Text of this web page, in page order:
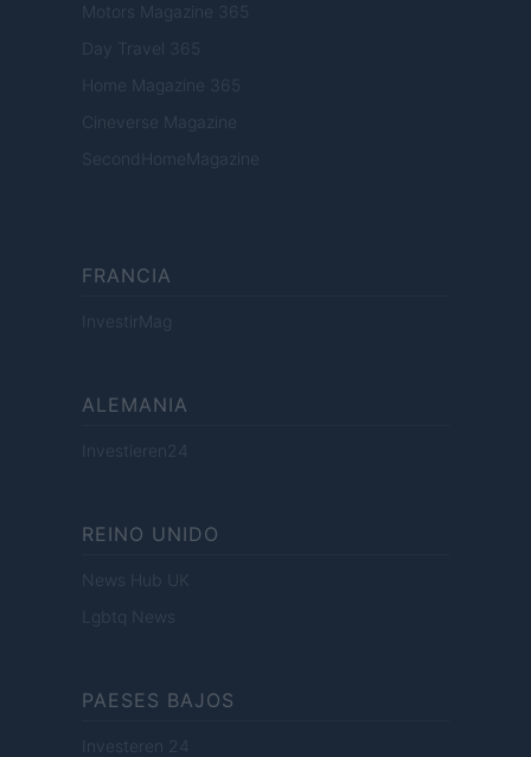
Motors Magazine 365
Day Travel 365
Home Magazine 365
Cineverse Magazine
SecondHomeMagazine
FRANCIA
InvestirMag
ALEMANIA
Investieren24
REINO UNIDO
News Hub UK
Lgbtq News
PAESES BAJOS
Investeren 24